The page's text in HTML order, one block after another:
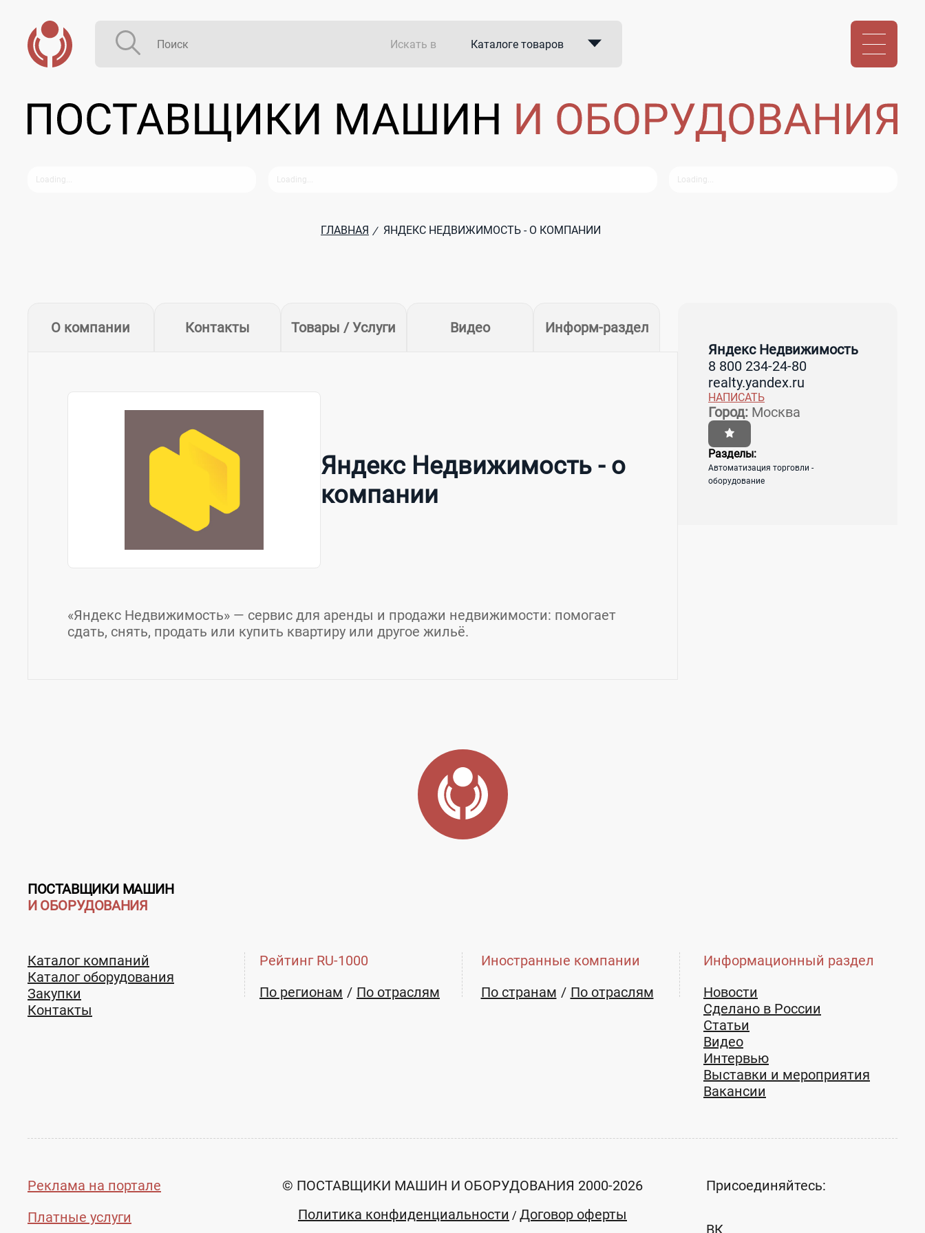
Искать в Каталоге товаров
В закупках
ГЛАВНАЯ / ЯНДЕКС НЕДВИЖИМОСТЬ - О КОМПАНИИ
О компании Контакты Товары / Услуги Видео Информ-раздел
Яндекс Недвижимость - о
компании
«Яндекс Недвижимость» — сервис для аренды и продажи недвижимости: помогает
сдать, снять, продать или купить квартиру или другое жильё.
Соцсети, мессенджеры:
Яндекс Недвижимость
8 800 234-24-80
realty.yandex.ru
НАПИСАТЬ
Город: Москва
Разделы:
Автоматизация торговли -
оборудование
ПОСТАВЩИКИ МАШИН
И ОБОРУДОВАНИЯ
Каталог компаний
Каталог оборудования
Закупки
Контакты
Рейтинг RU-1000
По регионам
По отраслям
Иностранные компании
По странам
По отраслям
Информационный раздел
Новости
Сделано в России
Статьи
Видео
Интервью
Выставки и мероприятия
Вакансии
Реклама на портале
Платные услуги
© ПОСТАВЩИКИ МАШИН И ОБОРУДОВАНИЯ 2000-2026
Политика конфиденциальности / Договор оферты
Присоединяйтесь:
ВК